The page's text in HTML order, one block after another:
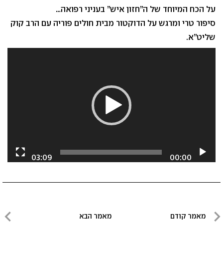
על הכח המיוחד של ה”חזון איש” בעניני רפואה…
סיפור טרי ומרגש על הדוקטור מבית חולים פוריה עם הרב קוק
שליט”א.
00:00
03:09
ניווט מאמר הבא מאמר קודם